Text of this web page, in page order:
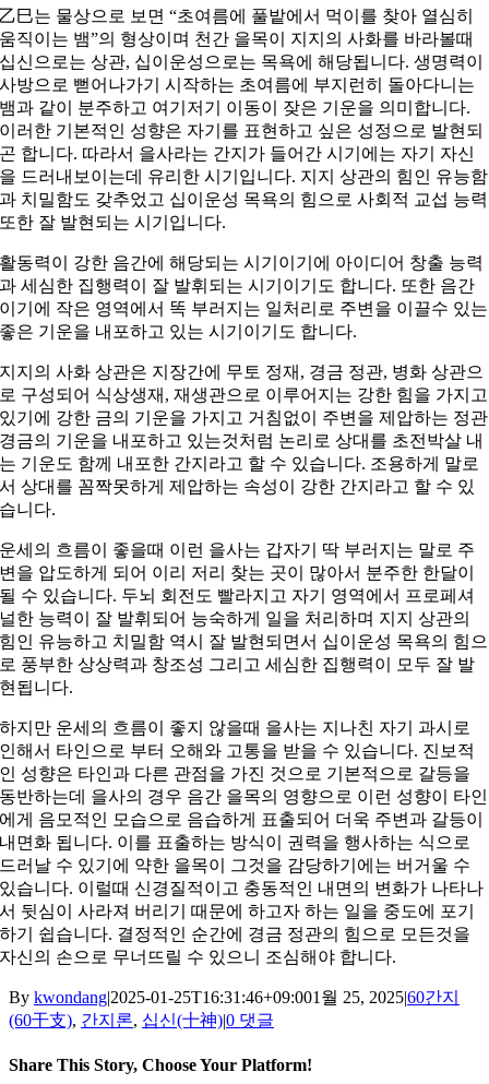
乙巳는 물상으로 보면 “초여름에 풀밭에서 먹이를 찾아 열심히
움직이는 뱀”의 형상이며 천간 을목이 지지의 사화를 바라볼때
십신으로는 상관, 십이운성으로는 목욕에 해당됩니다. 생명력이
사방으로 뻗어나가기 시작하는 초여름에 부지런히 돌아다니는
뱀과 같이 분주하고 여기저기 이동이 잦은 기운을 의미합니다.
이러한 기본적인 성향은 자기를 표현하고 싶은 성정으로 발현되
곤 합니다. 따라서 을사라는 간지가 들어간 시기에는 자기 자신
을 드러내보이는데 유리한 시기입니다. 지지 상관의 힘인 유능함
과 치밀함도 갖추었고 십이운성 목욕의 힘으로 사회적 교섭 능력
또한 잘 발현되는 시기입니다.
활동력이 강한 음간에 해당되는 시기이기에 아이디어 창출 능력
과 세심한 집행력이 잘 발휘되는 시기이기도 합니다. 또한 음간
이기에 작은 영역에서 똑 부러지는 일처리로 주변을 이끌수 있는
좋은 기운을 내포하고 있는 시기이기도 합니다.
지지의 사화 상관은 지장간에 무토 정재, 경금 정관, 병화 상관으
로 구성되어 식상생재, 재생관으로 이루어지는 강한 힘을 가지고
있기에 강한 금의 기운을 가지고 거침없이 주변을 제압하는 정관
경금의 기운을 내포하고 있는것처럼 논리로 상대를 초전박살 내
는 기운도 함께 내포한 간지라고 할 수 있습니다. 조용하게 말로
서 상대를 꼼짝못하게 제압하는 속성이 강한 간지라고 할 수 있
습니다.
운세의 흐름이 좋을때 이런 을사는 갑자기 딱 부러지는 말로 주
변을 압도하게 되어 이리 저리 찾는 곳이 많아서 분주한 한달이
될 수 있습니다. 두뇌 회전도 빨라지고 자기 영역에서 프로페셔
널한 능력이 잘 발휘되어 능숙하게 일을 처리하며 지지 상관의
힘인 유능하고 치밀함 역시 잘 발현되면서 십이운성 목욕의 힘으
로 풍부한 상상력과 창조성 그리고 세심한 집행력이 모두 잘 발
현됩니다.
하지만 운세의 흐름이 좋지 않을때 을사는 지나친 자기 과시로
인해서 타인으로 부터 오해와 고통을 받을 수 있습니다. 진보적
인 성향은 타인과 다른 관점을 가진 것으로 기본적으로 갈등을
동반하는데 을사의 경우 음간 을목의 영향으로 이런 성향이 타인
에게 음모적인 모습으로 음습하게 표출되어 더욱 주변과 갈등이
내면화 됩니다. 이를 표출하는 방식이 권력을 행사하는 식으로
드러날 수 있기에 약한 을목이 그것을 감당하기에는 버거울 수
있습니다. 이럴때 신경질적이고 충동적인 내면의 변화가 나타나
서 뒷심이 사라져 버리기 때문에 하고자 하는 일을 중도에 포기
하기 쉽습니다. 결정적인 순간에 경금 정관의 힘으로 모든것을
자신의 손으로 무너뜨릴 수 있으니 조심해야 합니다.
By kwondang|2025-01-25T16:31:46+09:001월 25, 2025|60간지
(60干支), 간지론, 십신(十神)|0 댓글
Share This Story, Choose Your Platform!